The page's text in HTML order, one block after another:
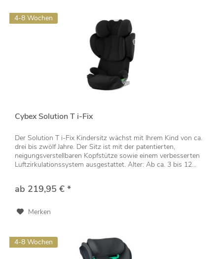
4-8 Wochen
Cybex Solution T i-Fix
Der Solution T i-Fix Kindersitz wächst mit Ihrem Kind von ca.
drei bis zwölf Jahre. Der Sitz ist mit der patentierten,
neigungsverstellbaren Kopfstütze sowie einem verbesserten
Luftzirkulationssystem ausgestattet. Alter: Ab ca. 3 bis 12...
ab 219,95 € *
Merken
4-8 Wochen